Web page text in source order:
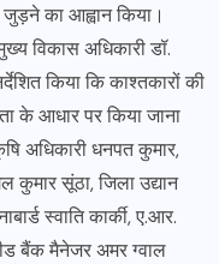
जुड़ने का आह्वान किया।
विकास अधिकारी डॉ.
किया कि काश्तकारों की
के आधार पर किया जाना
अधिकारी धनपत कुमार,
कुमार सूंठा, जिला उद्यान
स्वाति कार्की, ए.आर.
बैंक मैनेजर अमर ग्वाल